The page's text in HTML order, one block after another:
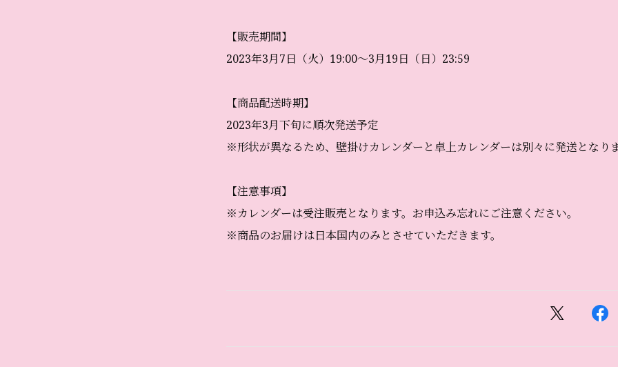
【販売期間】
2023年3月7日（火）19:00～3月19日（日）23:59
【商品配送時期】
2023年3月下旬に順次発送予定
※形状が異なるため、壁掛けカレンダーと卓上カレンダーは別々に発送となり
【注意事項】
※カレンダーは受注販売となります。お申込み忘れにご注意ください。
※商品のお届けは日本国内のみとさせていただきます。